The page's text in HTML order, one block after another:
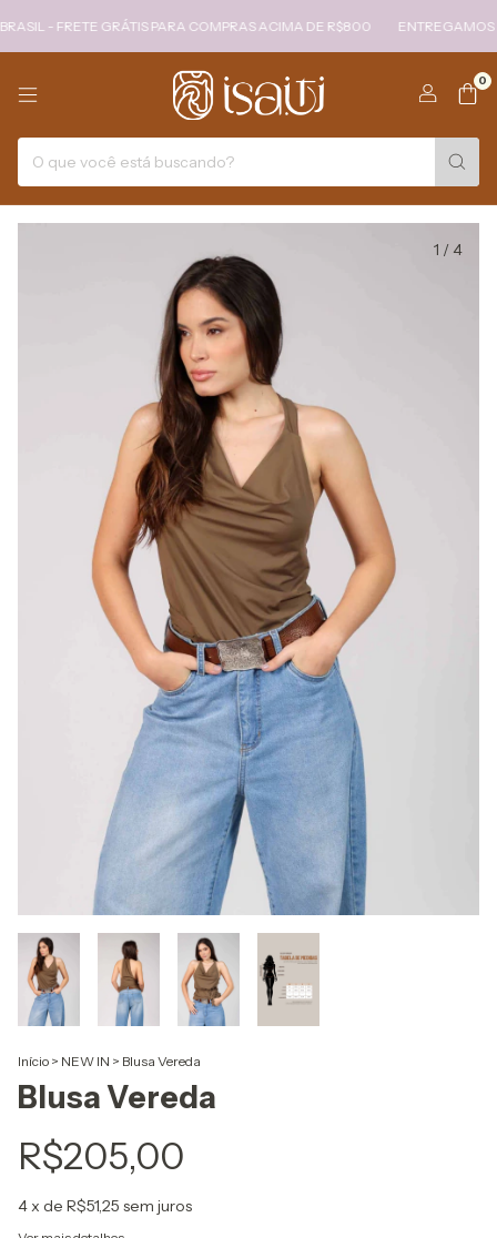
- FRETE GRÁTIS PARA COMPRAS ACIMA DE R$800 ENTREGAMOS PARA
0
1 / 4
Início > NEW IN > Blusa Vereda
Blusa Vereda
R$205,00
4x de R$51,25 sem juros